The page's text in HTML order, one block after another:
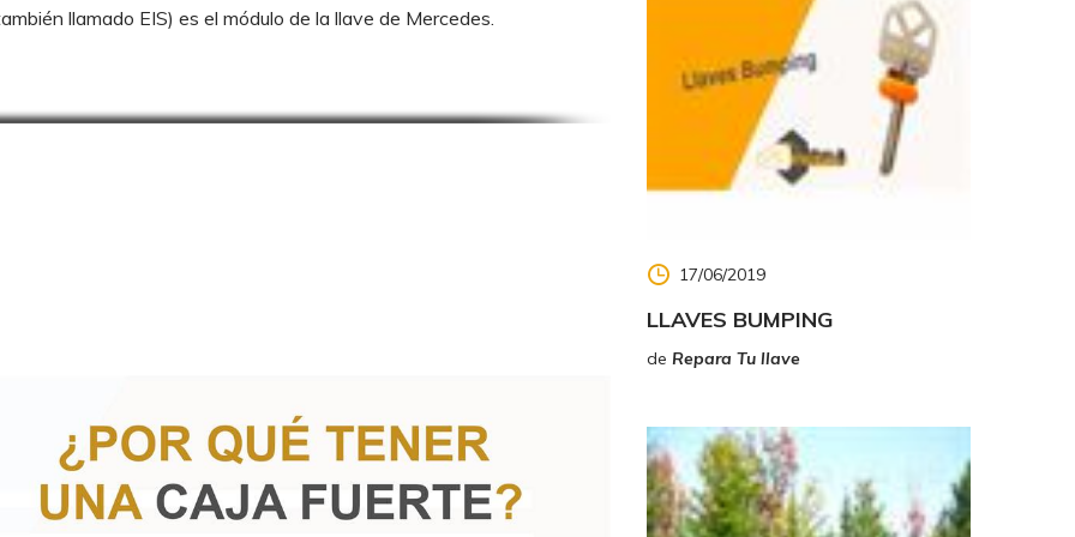
o mueva nada que pudiera haber sido manipulado por los
zona, si es la Guardia Civil llame al teléfono 062 o en cualquier caso
de los objetos robados, como facturas, fotografías, etc.
llamado EIS) es el módulo de la llave de Mercedes.
En su lugar, se puede reparar con total garantía de éxito a
.es
17/06/2019
LLAVES BUMPING
de Repara Tu llave